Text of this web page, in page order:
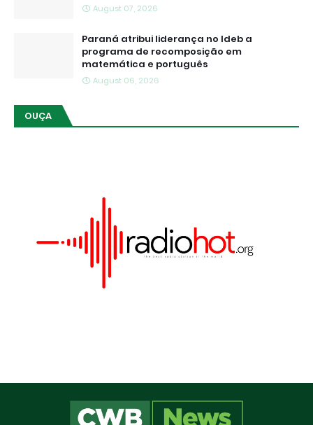
August 07, 2026
Paraná atribui liderança no Ideb a
programa de recomposição em
matemática e português
August 06, 2026
OUÇA
Este site utiliza cookies para melhorar sua